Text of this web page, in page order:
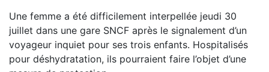
Une femme a été difficilement interpellée jeudi 30
juillet dans une gare SNCF après le signalement d’un
voyageur inquiet pour ses trois enfants. Hospitalisés
pour déshydratation, ils pourraient faire l’objet d’une